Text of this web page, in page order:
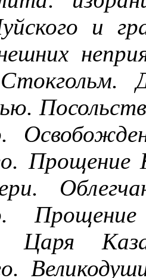
и
Прощение
Царя